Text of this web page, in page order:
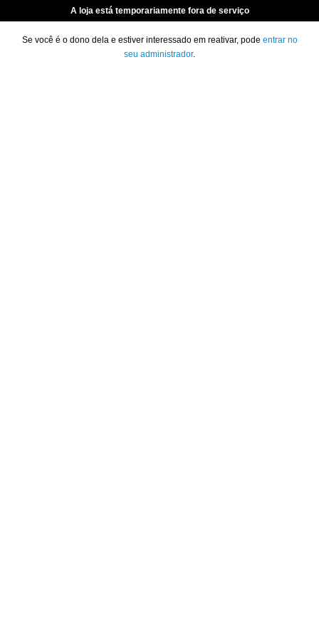
A loja está temporariamente fora de serviço
Se você é o dono dela e estiver interessado em reativar, pode entrar no
seu administrador.